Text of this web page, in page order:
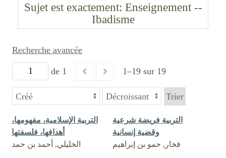
Sujet est exactement Enseignement --
Ibadisme
de 1 1–19 sur 19
Recherche avancée
Trier
التربية الإسلامية، مفهومها،
أهدافها، فلسفتها
الخليلي, أحمد بن حمد
التربية فريضة شرعية
وقضية إنسانية
فخار, حمو بن إبراهيم